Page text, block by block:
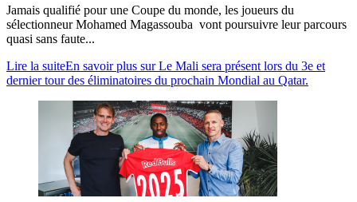
Jamais qualifié pour une Coupe du monde, les joueurs du
sélectionneur Mohamed Magassouba vont poursuivre leur parcours
quasi sans faute...
Lire la suiteEn savoir plus sur Le Mali sera présent lors du 3e et
dernier tour des éliminatoires du prochain Mondial au Qatar.